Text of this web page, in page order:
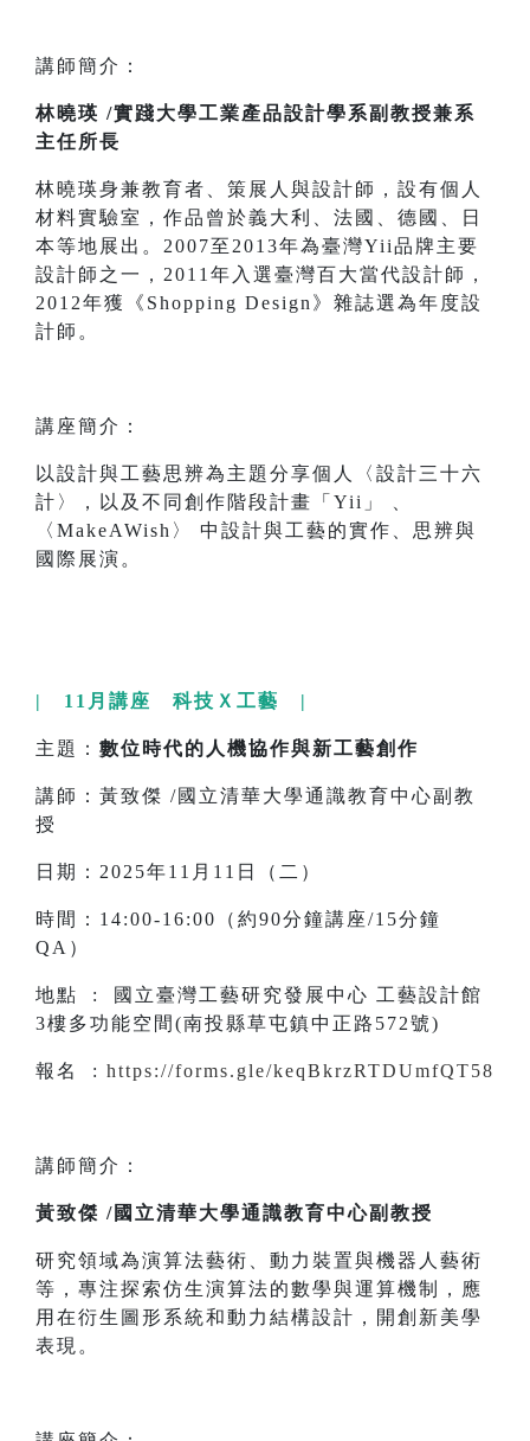
講師簡介：
林曉瑛 /實踐大學工業產品設計學系副教授兼系
主任所長
林曉瑛身兼教育者、策展人與設計師，設有個人
材料實驗室，作品曾於義大利、法國、德國、日
本等地展出。2007至2013年為臺灣Yii品牌主要
設計師之一，2011年入選臺灣百大當代設計師，
2012年獲《Shopping Design》雜誌選為年度設
計師。
講座簡介：
以設計與工藝思辨為主題分享個人〈設計三十六
計〉，以及不同創作階段計畫「Yii」 、
〈MakeAWish〉 中設計與工藝的實作、思辨與
國際展演。
| 11月講座 科技Ｘ工藝 |
主題： 數位時代的人機協作與新工藝創作
講師：黃致傑 /國立清華大學通識教育中心副教
授
日期：2025年11月11日（二）
時間：14:00-16:00（約90分鐘講座/15分鐘
QA）
地點 : 國立臺灣工藝研究發展中心 工藝設計館
3樓多功能空間(南投縣草屯鎮中正路572號)
報名 : https://forms.gle/keqBkrzRTDUmfQT58
講師簡介：
黃致傑 /國立清華大學通識教育中心副教授
研究領域為演算法藝術、動力裝置與機器人藝術
等，專注探索仿生演算法的數學與運算機制，應
用在衍生圖形系統和動力結構設計，開創新美學
表現。